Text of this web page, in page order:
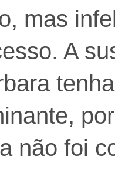
mas
A
não foi